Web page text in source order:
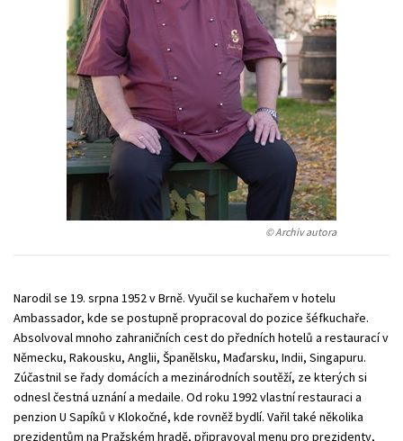
Young adult (SK)
Zahraniční literatura Zdraví a životní styl
Všechny tituly
© Archiv autora
Narodil se 19. srpna 1952 v Brně. Vyučil se kuchařem v hotelu
Ambassador, kde se postupně propracoval do pozice šéfkuchaře.
Absolvoval mnoho zahraničních cest do předních hotelů a restaurací v
Německu, Rakousku, Anglii, Španělsku, Maďarsku, Indii, Singapuru.
Zúčastnil se řady domácích a mezinárodních soutěží, ze kterých si
odnesl čestná uznání a medaile. Od roku 1992 vlastní restauraci a
penzion U Sapíků v Klokočné, kde rovněž bydlí. Vařil také několika
prezidentům na Pražském hradě, připravoval menu pro prezidenty,